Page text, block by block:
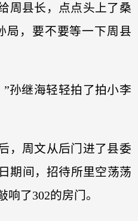
周县长，点点头上了桑
局，要不要等一下周县
孙继海轻轻拍了拍小李
，周文从后门进了县委
期间，招待所里空荡荡
了302的房门。